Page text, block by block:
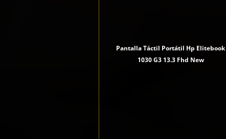
Pantalla Táctil Portátil Hp Elitebook
1030 G3 13.3 Fhd New